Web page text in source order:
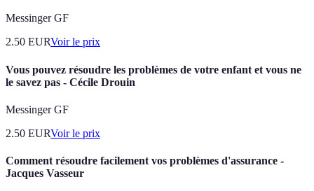
Messinger GF
2.50 EURVoir le prix
Vous pouvez résoudre les problèmes de votre enfant et vous ne
le savez pas - Cécile Drouin
Messinger GF
2.50 EURVoir le prix
Comment résoudre facilement vos problèmes d'assurance -
Jacques Vasseur